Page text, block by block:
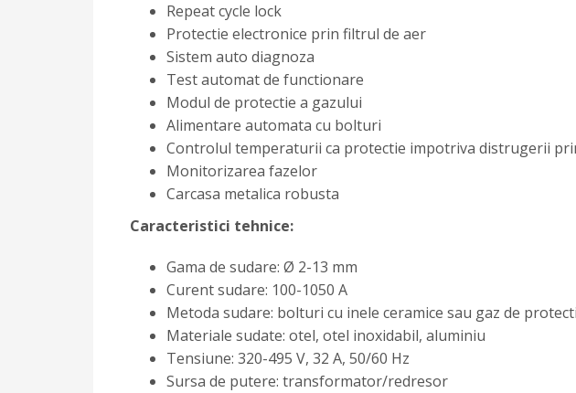
Repeat cycle lock
Protectie electronice prin filtrul de aer
Sistem auto diagnoza
Test automat de functionare
Modul de protectie a gazului
Alimentare automata cu bolturi
Controlul temperaturii ca protectie impotriva distrugerii
Monitorizarea fazelor
Carcasa metalica robusta
Caracteristici tehnice:
Gama de sudare: Ø 2-13 mm
Curent sudare: 100-1050 A
Metoda sudare: bolturi cu inele ceramice sau gaz de
Materiale sudate: otel, otel inoxidabil, aluminiu
Tensiune: 320-495 V, 32 A, 50/60 Hz
Sursa de putere: transformator/redresor